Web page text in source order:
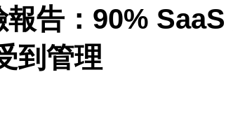
告：90% SaaS
到管理